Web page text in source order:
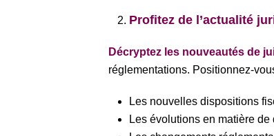
Profitez de l’actualité
Décryptez les nouveautés de
réglementations. Positionnez-
Les nouvelles dispositions
Les évolutions en matière de